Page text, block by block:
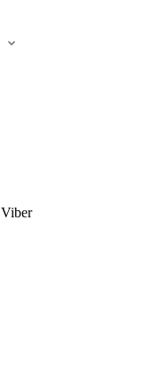
Viber